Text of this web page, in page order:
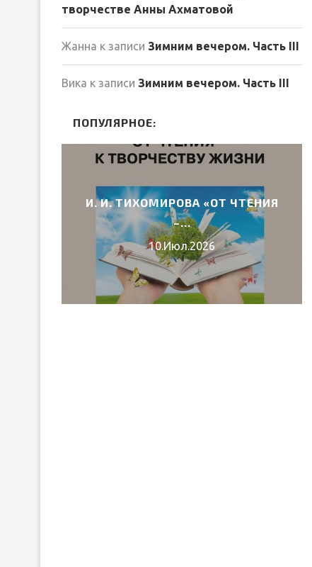
творчестве Анны Ахматовой
Жанна к записи Зимним вечером. Часть III
Вика к записи Зимним вечером. Часть III
ПОПУЛЯРНОЕ:
И. И. ТИХОМИРОВА «ОТ ЧТЕНИЯ
–...
10.Июл.2026